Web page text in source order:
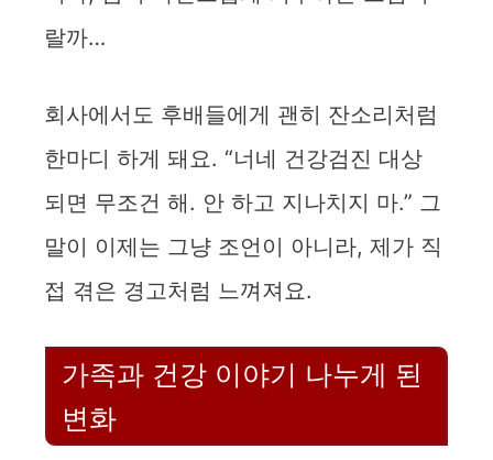
랄까…
회사에서도 후배들에게 괜히 잔소리처럼
한마디 하게 돼요. “너네 건강검진 대상
되면 무조건 해. 안 하고 지나치지 마.” 그
말이 이제는 그냥 조언이 아니라, 제가 직
접 겪은 경고처럼 느껴져요.
가족과 건강 이야기 나누게 된
변화